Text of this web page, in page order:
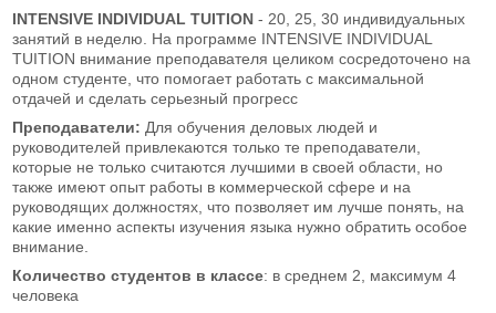
INTENSIVE INDIVIDUAL TUITION - 20, 25, 30 индивидуальных
занятий в неделю. На программе INTENSIVE INDIVIDUAL
TUITION внимание преподавателя целиком сосредоточено на
одном студенте, что помогает работать с максимальной
отдачей и сделать серьезный прогресс
Преподаватели: Для обучения деловых людей и
руководителей привлекаются только те преподаватели,
которые не только считаются лучшими в своей области, но
также имеют опыт работы в коммерческой сфере и на
руководящих должностях, что позволяет им лучше понять, на
какие именно аспекты изучения языка нужно обратить особое
внимание.
Количество студентов в классе: в среднем 2, максимум 4
человека